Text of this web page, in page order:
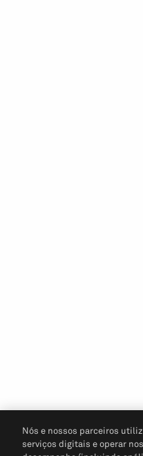
Nós e nossos parceiros
serviços digitais e operar